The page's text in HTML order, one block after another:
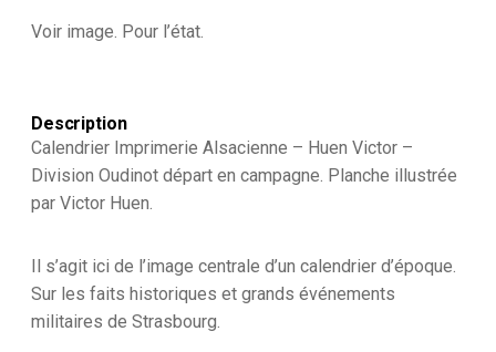
Voir image. Pour l’état.
Description
Calendrier Imprimerie Alsacienne – Huen Victor –
Division Oudinot départ en campagne. Planche illustrée
par Victor Huen.
Il s’agit ici de l’image centrale d’un calendrier d’époque.
Sur les faits historiques et grands événements
militaires de Strasbourg.